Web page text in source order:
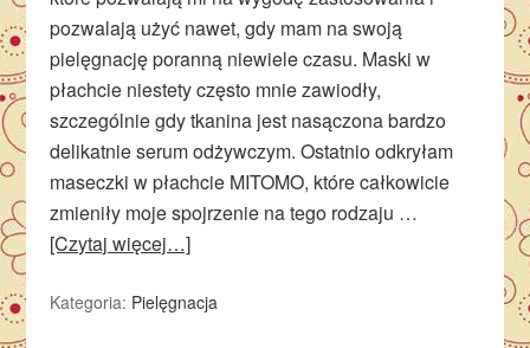
pozwalają użyć nawet, gdy mam na swoją
pielęgnację poranną niewiele czasu. Maski w
płachcie niestety często mnie zawiodły,
szczególnie gdy tkanina jest nasączona bardzo
delikatnie serum odżywczym. Ostatnio odkryłam
maseczki w płachcie MITOMO, które całkowicie
zmieniły moje spojrzenie na tego rodzaju …
[Czytaj więcej…]
Kategoria: Pielęgnacja